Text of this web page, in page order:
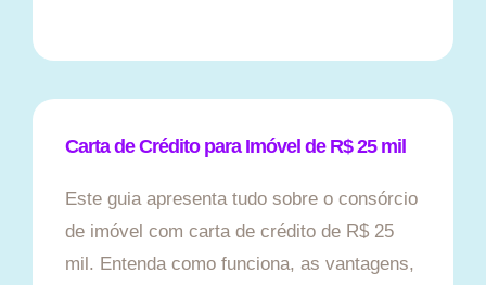
Carta de Crédito para Imóvel de R$ 25 mil
Este guia apresenta tudo sobre o consórcio
de imóvel com carta de crédito de R$ 25
mil. Entenda como funciona, as vantagens,